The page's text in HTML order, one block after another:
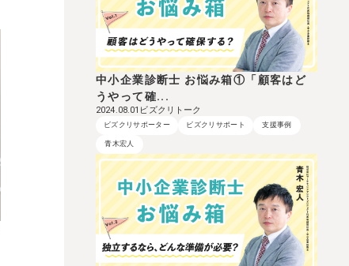
中小企業診断士 お悩み箱①「顧客はど
うやって確...
2024.08.01 ビズクリトーク
ビズクリサポーター ビズクリサポート 支援事例
青木宏人